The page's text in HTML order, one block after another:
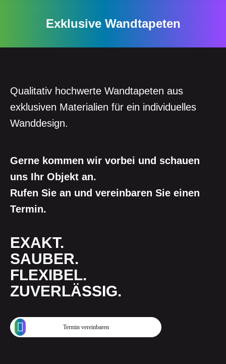
Exklusive Wandtapeten
Qualitativ hochwerte Wandtapeten aus
exklusiven Materialien für ein individuelles
Wanddesign.
Gerne kommen wir vorbei und schauen
uns Ihr Objekt an.
Rufen Sie an und vereinbaren Sie einen
Termin.
EXAKT.
SAUBER.
FLEXIBEL.
ZUVERLÄSSIG.
Termin vereinbaren